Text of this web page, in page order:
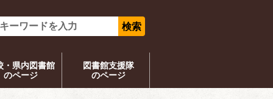
・県内図書館
のページ
図書館支援隊
のページ